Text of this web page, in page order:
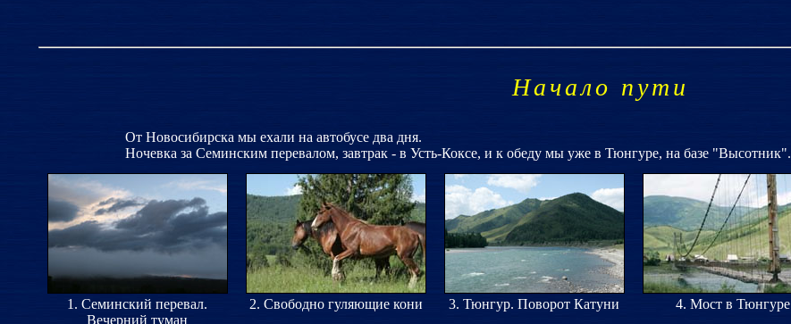
Начало пути
От Новосибирска мы ехали на автобусе два дня.
Ночевка за Семинским перевалом, завтрак - в Усть-Коксе, и к обеду мы уже в Тюнгуре, на базе "Высотник".
1. Семинский перевал.
Вечерний туман
2. Свободно гуляющие кони 3. Тюнгур. Поворот Катуни 4. Мост в Тюнгуре